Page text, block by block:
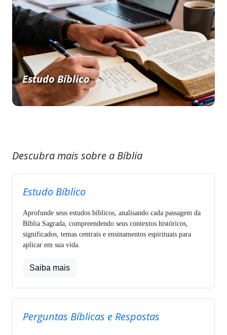
Estudo Bíblico
Descubra mais sobre a Bíblia
Estudo Bíblico
Aprofunde seus estudos bíblicos, analisando cada passagem da
Bíblia Sagrada, compreendendo seus contextos históricos,
significados, temas centrais e ensinamentos espirituais para
aplicar em sua vida.
Saiba mais
Perguntas Bíblicas e Respostas